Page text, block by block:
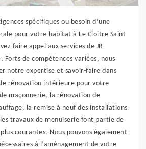
spécifiques ou besoin d’une
pour votre habitat à Le Cloitre Saint
faire appel aux services de JB
Forts de compétences variées, nous
notre expertise et savoir-faire dans
rénovation intérieure pour votre
maçonnerie, la rénovation de
la remise à neuf des installations
travaux de menuiserie font partie de
courantes. Nous pouvons également
à l’aménagement de votre